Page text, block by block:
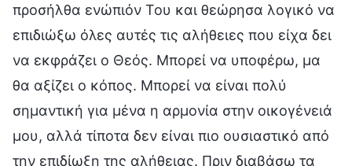
προσήλθα ενώπιόν Του και θεώρησα λογικό να
επιδιώξω όλες αυτές τις αλήθειες που είχα δει
να εκφράζει ο Θεός. Μπορεί να υποφέρω, μα
θα αξίζει ο κόπος. Μπορεί να είναι πολύ
σημαντική για μένα η αρμονία στην οικογένειά
μου, αλλά τίποτα δεν είναι πιο ουσιαστικό από
την επιδίωξη της αλήθειας. Πριν διαβάσω τα